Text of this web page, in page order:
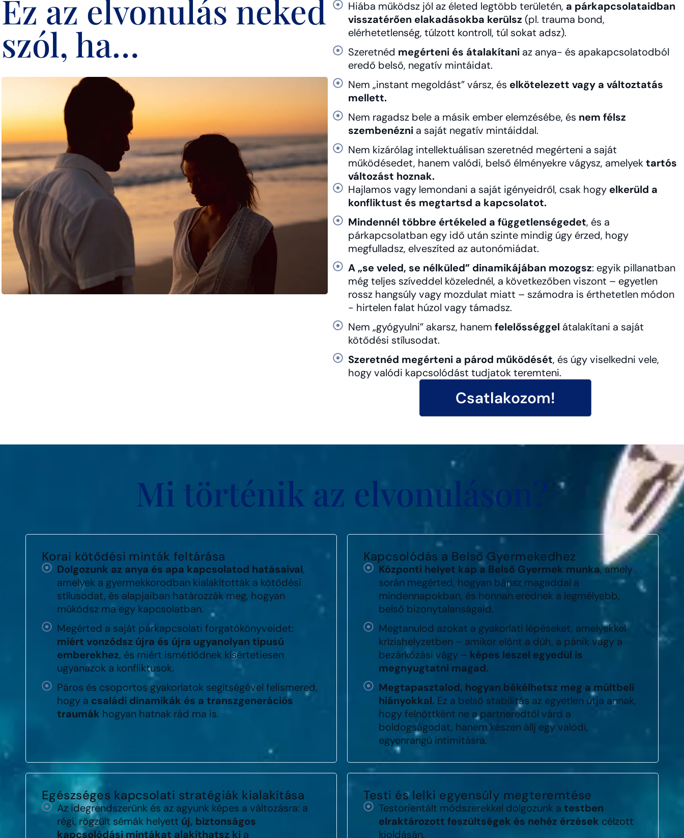
Ez az elvonulás neked
szól, ha…
Hiába működsz jól az életed legtöbb területén, a párkapcsolataidban
visszatérően elakadásokba kerülsz (pl. trauma bond,
elérhetetlenség, túlzott kontroll, túl sokat adsz).
Szeretnéd megérteni és átalakítani az anya- és apakapcsolatodból
eredő belső, negatív mintáidat.
Nem „instant megoldást” vársz, és elkötelezett vagy a változtatás
mellett.
Nem ragadsz bele a másik ember elemzésébe, és nem félsz
szembenézni a saját negatív mintáiddal.
Nem kizárólag intellektuálisan szeretnéd megérteni a saját
működésedet, hanem valódi, belső élményekre vágysz, amelyektartós
változást hoznak.
Hajlamos vagy lemondani a saját igényeidről, csak hogy elkerüld a
konfliktust és megtartsd a kapcsolatot.
Mindennél többre értékeled a függetlenségedet, és a
párkapcsolatban egy idő után szinte mindig úgy érzed, hogy
megfulladsz, elveszíted az autonómiádat.
A „se veled, se nélküled” dinamikájában mozogsz: egyik pillanatban
még teljes szíveddel közelednél, a következőben viszont – egyetlen
rossz hangsúly vagy mozdulat miatt – számodra is érthetetlen módon
- hirtelen falat húzol vagy támadsz.
Nem „gyógyulni” akarsz, hanemfelelősséggel átalakítani a saját
kötődési stílusodat.
Szeretnéd megérteni a párod működését, és úgy viselkedni vele,
hogy valódi kapcsolódást tudjatok teremteni.
Csatlakozom!
Mi történik az elvonuláson?
Korai kötődési minták feltárása
Dolgozunk az anya és apa kapcsolatod hatásaival,
amelyek a gyermekkorodban kialakították a kötődési
stílusodat, és alapjaiban határozzák meg, hogyan
működsz ma egy kapcsolatban.
Megérted a saját párkapcsolati forgatókönyveidet:
miért vonzódsz újra és újra ugyanolyan típusú
emberekhez, és miért ismétlődnek kísértetiesen
ugyanazok a konfliktusok.
Páros és csoportos gyakorlatok segítségével felismered,
hogy a családi dinamikák és a transzgenerációs
traumák hogyan hatnak rád ma is.
Kapcsolódás a Belső Gyermekedhez
Központi helyet kap a Belső Gyermek munka, amely
során megérted, hogyan bánsz magaddal a
mindennapokban, és honnan erednek a legmélyebb,
belső bizonytalanságaid.
Megtanulod azokat a gyakorlati lépéseket, amelyekkel
krízishelyzetben – amikor elönt a düh, a pánik vagy a
bezárkózási vágy – képes leszel egyedül is
megnyugtatni magad.
Megtapasztalod, hogyan békélhetsz meg a múltbeli
hiányokkal. Ez a belső stabilitás az egyetlen útja annak,
hogy felnőttként ne a partneredtől várd a
boldogságodat, hanem készen állj egy valódi,
egyenrangú intimitásra.
Egészséges kapcsolati stratégiák kialakítása
Az idegrendszerünk és az agyunk képes a változásra: a
régi, rögzült sémák helyett új, biztonságos
kapcsolódási mintákat alakíthatsz kia
Testi és lelki egyensúly megteremtése
Testorientált módszerekkel dolgozunk a testben
elraktározott feszültségek és nehéz érzések célzott
kioldásán.